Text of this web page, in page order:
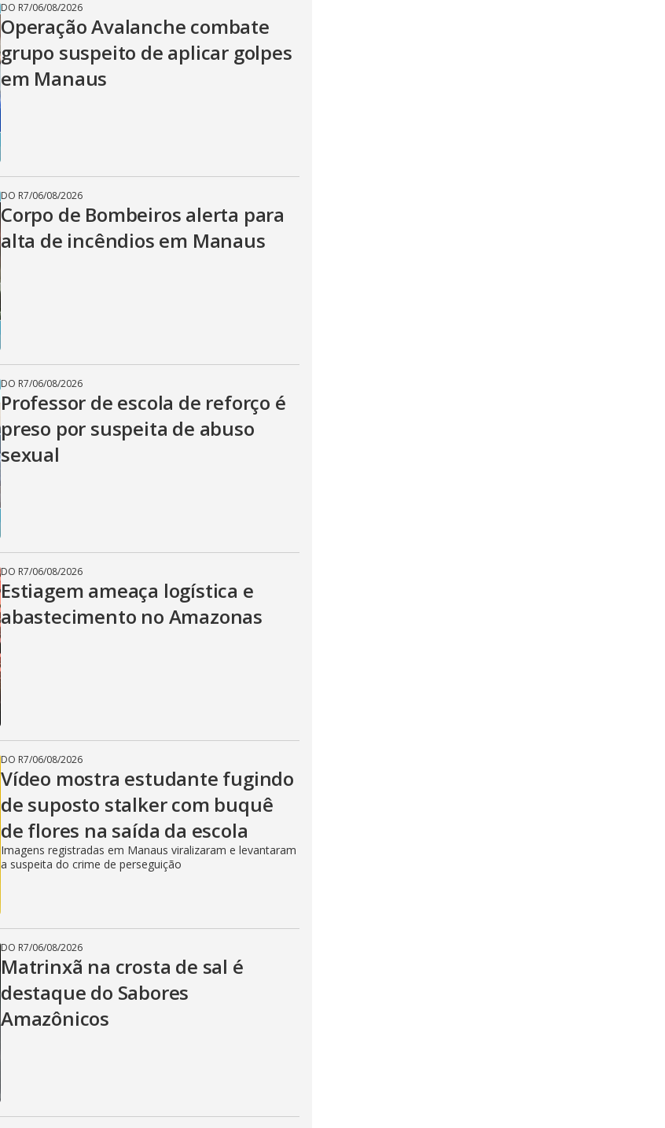
DO R7/06/08/2026
Operação Avalanche combate
grupo suspeito de aplicar golpes
em Manaus
DO R7/06/08/2026
Corpo de Bombeiros alerta para
alta de incêndios em Manaus
DO R7/06/08/2026
Professor de escola de reforço é
preso por suspeita de abuso
sexual
DO R7/06/08/2026
Estiagem ameaça logística e
abastecimento no Amazonas
DO R7/06/08/2026
Vídeo mostra estudante fugindo
de suposto stalker com buquê
de flores na saída da escola
Imagens registradas em Manaus viralizaram e levantaram
a suspeita do crime de perseguição
DO R7/06/08/2026
Matrinxã na crosta de sal é
destaque do Sabores
Amazônicos